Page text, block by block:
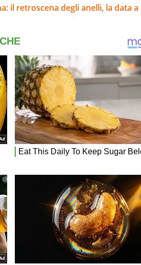
il retroscena degli anelli, la data a